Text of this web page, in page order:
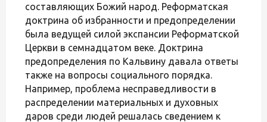
составляющих Божий народ. Реформатская
доктрина об избранности и предопределении
была ведущей силой экспансии Реформатской
Церкви в семнадцатом веке. Доктрина
предопределения по Кальвину давала ответы
также на вопросы социального порядка.
Например, проблема несправедливости в
распределении материальных и духовных
даров среди людей решалась сведением к